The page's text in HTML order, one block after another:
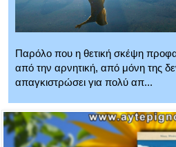
Παρόλο που η θετική σκέψη
από την αρνητική, από μόνη της
απαγκιστρώσει για πολύ απ...